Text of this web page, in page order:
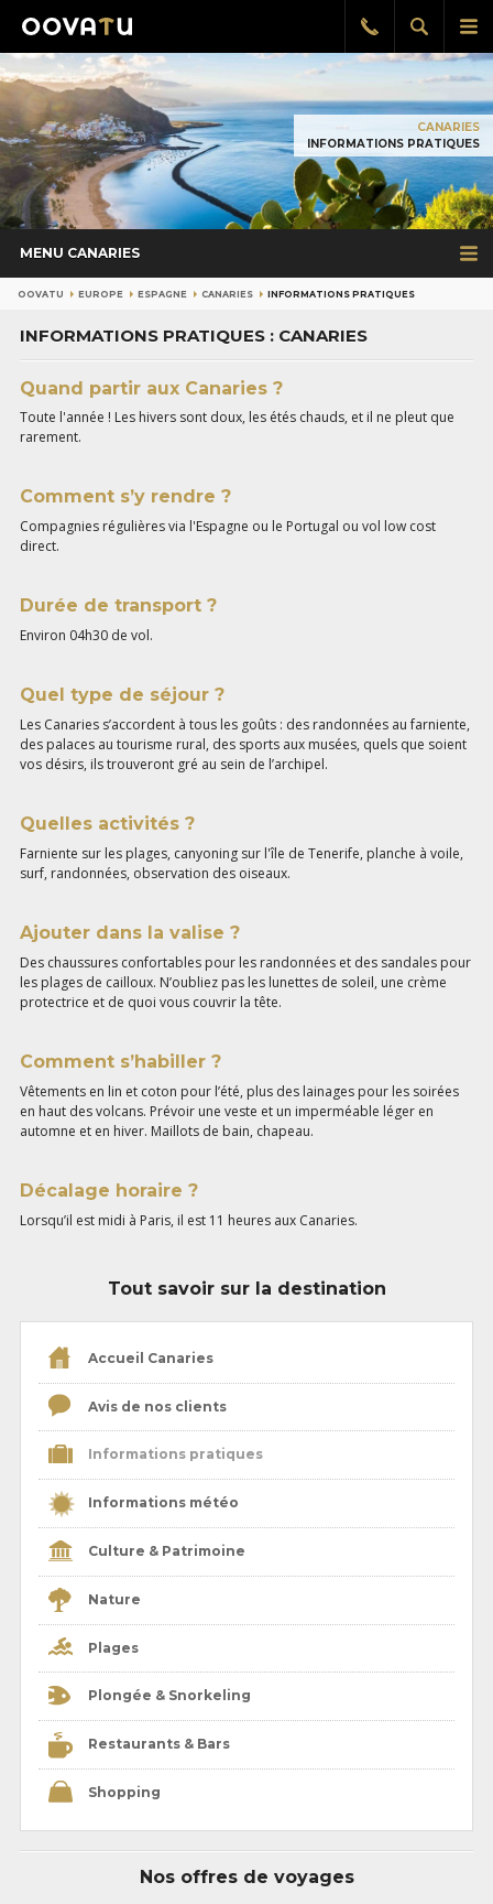
le
Afficher
la
Rappel
gratuit
CANARIES
INFORMATIONS PRATIQUES
MENU CANARIES
OOVATU EUROPE ESPAGNE CANARIES INFORMATIONS PRATIQUES
INFORMATIONS PRATIQUES : CANARIES
Quand partir aux Canaries ?
Toute l'année ! Les hivers sont doux, les étés chauds, et il ne pleut que
rarement.
Comment s’y rendre ?
Compagnies régulières via l'Espagne ou le Portugal ou vol low cost
direct.
Durée de transport ?
Environ 04h30 de vol.
Quel type de séjour ?
Les Canaries s’accordent à tous les goûts : des randonnées au farniente,
des palaces au tourisme rural, des sports aux musées, quels que soient
vos désirs, ils trouveront gré au sein de l’archipel.
Quelles activités ?
Farniente sur les plages, canyoning sur l'île de Tenerife, planche à voile,
surf, randonnées, observation des oiseaux.
Ajouter dans la valise ?
Des chaussures confortables pour les randonnées et des sandales pour
les plages de cailloux. N’oubliez pas les lunettes de soleil, une crème
protectrice et de quoi vous couvrir la tête.
Comment s’habiller ?
Vêtements en lin et coton pour l’été, plus des lainages pour les soirées
en haut des volcans. Prévoir une veste et un imperméable léger en
automne et en hiver. Maillots de bain, chapeau.
Décalage horaire ?
Lorsqu’il est midi à Paris, il est 11 heures aux Canaries.
Tout savoir sur la destination
Accueil Canaries
Avis de nos clients
Informations pratiques
Informations météo
Culture & Patrimoine
Nature
Plages
Plongée & Snorkeling
Restaurants & Bars
Shopping
Nos offres de voyages